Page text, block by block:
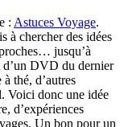
: Astuces Voyage.
à chercher des idées
jusqu’à
d’un DVD du dernier
thé, d’autres
Voici donc une idée
d’expériences
Un bon pour un